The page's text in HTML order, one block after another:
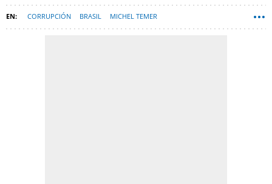
CORRUPCIÓN BRASIL MICHEL TEMER